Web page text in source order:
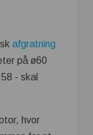
afgratning
på ø60
- skal
hvor